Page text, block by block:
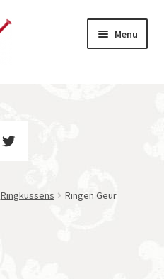
Menu
Ringkussens
Ringen Geur